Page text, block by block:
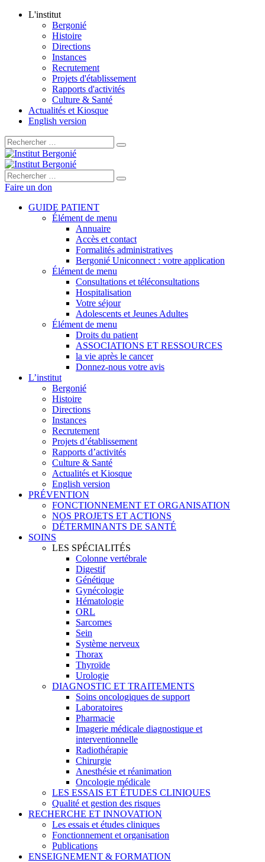
L'institut
Bergonié
Histoire
Directions
Instances
Recrutement
Projets d'établissement
Rapports d'activités
Culture & Santé
Actualités et Kiosque
English version
Rechercher :
Rechercher :
Faire un don
GUIDE PATIENT
Élément de menu
Annuaire
Accès et contact
Formalités administratives
Bergonié Uniconnect : votre application
Élément de menu
Consultations et téléconsultations
Hospitalisation
Votre séjour
Adolescents et Jeunes Adultes
Élément de menu
Droits du patient
ASSOCIATIONS ET RESSOURCES
la vie après le cancer
Donnez-nous votre avis
L’institut
Bergonié
Histoire
Directions
Instances
Recrutement
Projets d’établissement
Rapports d’activités
Culture & Santé
Actualités et Kiosque
English version
PRÉVENTION
FONCTIONNEMENT ET ORGANISATION
NOS PROJETS ET ACTIONS
DÉTERMINANTS DE SANTÉ
SOINS
LES SPÉCIALITÉS
Colonne vertébrale
Digestif
Génétique
Gynécologie
Hématologie
ORL
Sarcomes
Sein
Système nerveux
Thorax
Thyroïde
Urologie
DIAGNOSTIC ET TRAITEMENTS
Soins oncologiques de support
Laboratoires
Pharmacie
Imagerie médicale diagnostique et
interventionnelle
Radiothérapie
Chirurgie
Anesthésie et réanimation
Oncologie médicale
LES ESSAIS ET ÉTUDES CLINIQUES
Qualité et gestion des risques
RECHERCHE ET INNOVATION
Les essais et études cliniques
Fonctionnement et organisation
Publications
ENSEIGNEMENT & FORMATION